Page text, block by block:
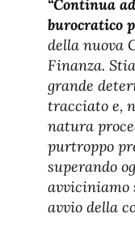
“Continua
burocratico
della nuova
Finanza.
grande
tracciato e,
natura
purtroppo
superando
avviciniamo
avvio della